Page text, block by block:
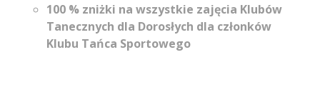
100 % zniżki na wszystkie zajęcia Klubów
Tanecznych dla Dorosłych dla członków
Klubu Tańca Sportowego